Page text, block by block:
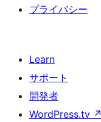
プライバシー
Learn
サポート
開発者
WordPress.tv ↗